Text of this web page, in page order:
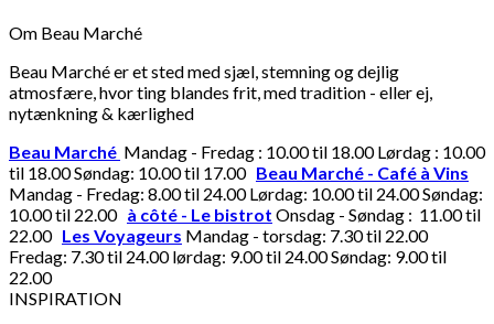
Om Beau Marché
Beau Marché er et sted med sjæl, stemning og dejlig
atmosfære, hvor ting blandes frit, med tradition - eller ej,
nytænkning & kærlighed
Beau Marché Mandag - Fredag : 10.00 til 18.00 Lørdag : 10.00
til 18.00 Søndag: 10.00 til 17.00 Beau Marché - Café à Vins
Mandag - Fredag: 8.00 til 24.00 Lørdag: 10.00 til 24.00 Søndag:
10.00 til 22.00 à côté - Le bistrot Onsdag - Søndag : 11.00 til
22.00 Les Voyageurs Mandag - torsdag: 7.30 til 22.00
Fredag: 7.30 til 24.00 lørdag: 9.00 til 24.00 Søndag: 9.00 til
22.00
INSPIRATION